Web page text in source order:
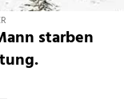
starben